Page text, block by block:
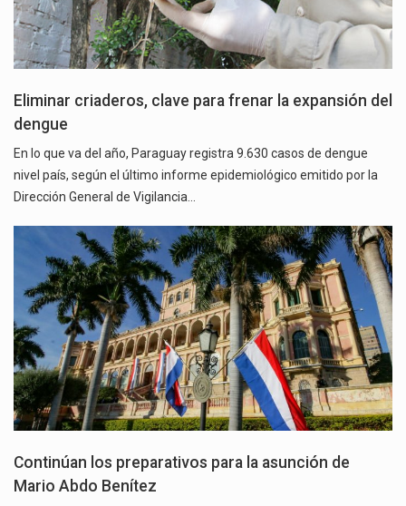
Eliminar criaderos, clave para frenar la expansión del
dengue
En lo que va del año, Paraguay registra 9.630 casos de dengue
nivel país, según el último informe epidemiológico emitido por la
Dirección General de Vigilancia…
Continúan los preparativos para la asunción de
Mario Abdo Benítez